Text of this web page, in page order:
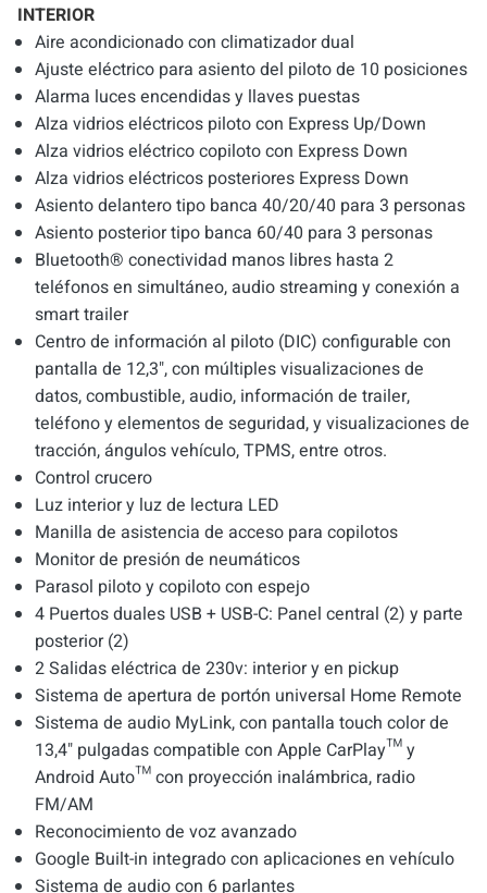
INTERIOR
Aire acondicionado con climatizador dual
Ajuste eléctrico para asiento del piloto de 10 posiciones
Alarma luces encendidas y llaves puestas
Alza vidrios eléctricos piloto con Express Up/Down
Alza vidrios eléctrico copiloto con Express Down
Alza vidrios eléctricos posteriores Express Down
Asiento delantero tipo banca 40/20/40 para 3 personas
Asiento posterior tipo banca 60/40 para 3 personas
Bluetooth® conectividad manos libres hasta 2
teléfonos en simultáneo, audio streaming y conexión a
smart trailer
Centro de información al piloto (DIC) configurable con
pantalla de 12,3", con múltiples visualizaciones de
datos, combustible, audio, información de trailer,
teléfono y elementos de seguridad, y visualizaciones de
tracción, ángulos vehículo, TPMS, entre otros.
Control crucero
Luz interior y luz de lectura LED
Manilla de asistencia de acceso para copilotos
Monitor de presión de neumáticos
Parasol piloto y copiloto con espejo
4 Puertos duales USB + USB-C: Panel central (2) y parte
posterior (2)
2 Salidas eléctrica de 230v: interior y en pickup
Sistema de apertura de portón universal Home Remote
Sistema de audio MyLink, con pantalla touch color de
13,4" pulgadas compatible con Apple CarPlay™ y
Android Auto™ con proyección inalámbrica, radio
FM/AM
Reconocimiento de voz avanzado
Google Built-in integrado con aplicaciones en vehículo
Sistema de audio con 6 parlantes